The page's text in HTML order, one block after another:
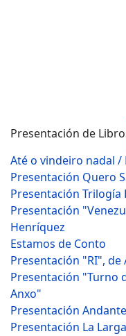
Presentación de
Até o vindeiro nadal /
Presentación Quero
Presentación Trilogía
Presentación
Henríquez
Estamos de Conto
Presentación "RI", de
Presentación "Turno
Anxo"
Presentación
Presentación La